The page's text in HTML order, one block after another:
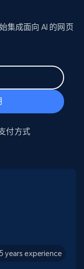
集成面向 AI 的网页
付方式
years experience